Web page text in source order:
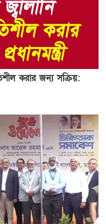
করার জন্য সক্রিয়: